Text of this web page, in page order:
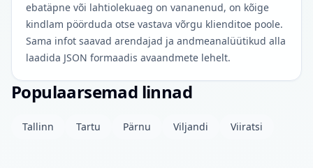
ebatäpne või lahtiolekuaeg on vananenud, on kõige
kindlam pöörduda otse vastava võrgu klienditoe poole.
Sama infot saavad arendajad ja andmeanalüütikud alla
laadida JSON formaadis avaandmete lehelt.
Populaarsemad linnad
Tallinn Tartu Pärnu Viljandi Viiratsi